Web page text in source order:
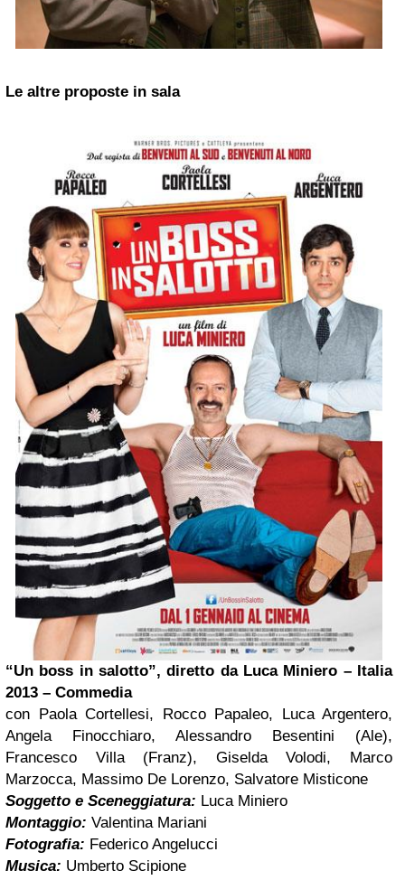
Le altre proposte in sala
“Un boss in salotto”, diretto da Luca Miniero – Italia
2013 – Commedia
con Paola Cortellesi, Rocco Papaleo, Luca Argentero,
Angela Finocchiaro, Alessandro Besentini (Ale),
Francesco Villa (Franz), Giselda Volodi, Marco
Marzocca, Massimo De Lorenzo, Salvatore Misticone
Soggetto e Sceneggiatura: Luca Miniero
Montaggio: Valentina Mariani
Fotografia: Federico Angelucci
Musica: Umberto Scipione